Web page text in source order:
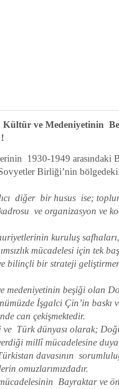
ve Medeniyetinin
!
1930-1949 arasındaki
Birliği’nin
diğer bir husus ise;
ve organizasyon ve
kuruluş
mücadelesi için tek
bilinçli bir strateji
medeniyetinin beşiği olan
İşgalci Çin’in baskı
can çekişmektedir.
Türk dünyası olarak;
millî mücadelesine
davasının
omuzlarımızdadır.
Bayraktar ve